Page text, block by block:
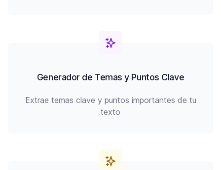
Generador de Temas y Puntos Clave
Extrae temas clave y puntos importantes de tu
texto